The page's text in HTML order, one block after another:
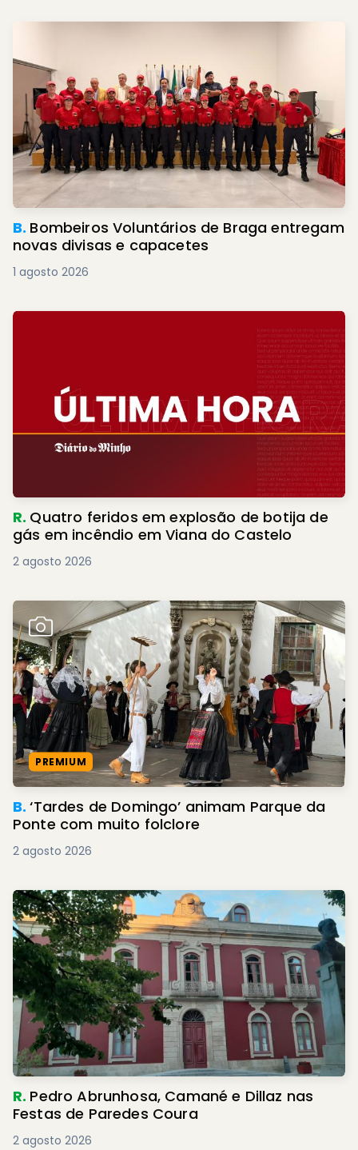
B. Bombeiros Voluntários de Braga entregam
novas divisas e capacetes
1 agosto 2026
R. Quatro feridos em explosão de botija de
gás em incêndio em Viana do Castelo
2 agosto 2026
PREMIUM
B.‘Tardes de Domingo’ animam Parque da
Ponte com muito folclore
2 agosto 2026
R. Pedro Abrunhosa, Camané e Dillaz nas
Festas de Paredes Coura
2 agosto 2026